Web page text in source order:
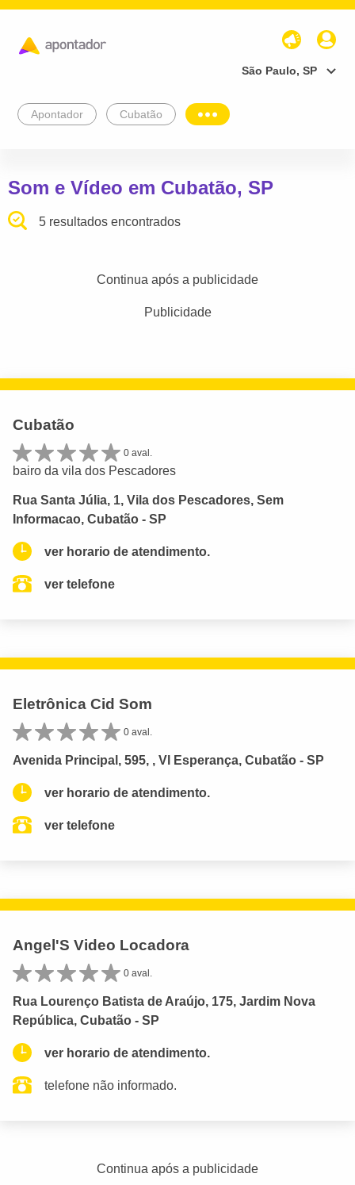
São Paulo, SP
Apontador Cubatão
Som e Vídeo em Cubatão, SP
5 resultados encontrados
Continua após a publicidade
Publicidade
Cubatão
0 aval.
bairo da vila dos Pescadores
Rua Santa Júlia, 1, Vila dos Pescadores, Sem
Informacao, Cubatão - SP
ver horario de atendimento.
ver telefone
Eletrônica Cid Som
0 aval.
Avenida Principal, 595, , Vl Esperança, Cubatão - SP
ver horario de atendimento.
ver telefone
Angel'S Video Locadora
0 aval.
Rua Lourenço Batista de Araújo, 175, Jardim Nova
República, Cubatão - SP
ver horario de atendimento.
telefone não informado.
Continua após a publicidade